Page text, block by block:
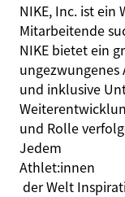
NIKE, Inc. ist ein
Mitarbeitende
NIKE bietet ein
und inklusive
und Rolle
Jedem
Athlet:innen
der Welt